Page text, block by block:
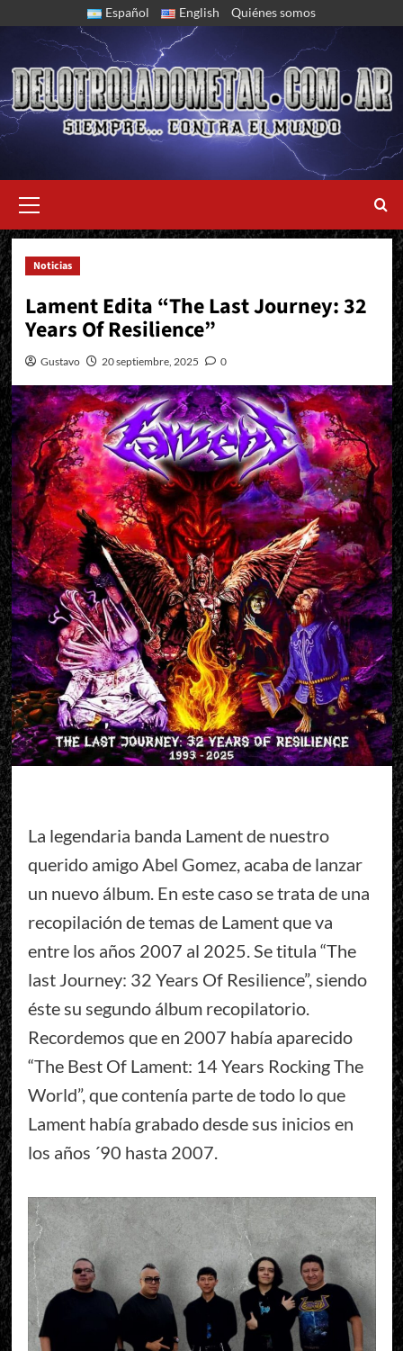
Español English Quiénes somos
Menu
Noticias
Lament Edita “The Last Journey: 32
Years Of Resilience”
Gustavo 20 septiembre, 2025 0
La legendaria banda Lament de nuestro
querido amigo Abel Gomez, acaba de lanzar
un nuevo álbum. En este caso se trata de una
recopilación de temas de Lament que va
entre los años 2007 al 2025. Se titula “The
last Journey: 32 Years Of Resilience”, siendo
éste su segundo álbum recopilatorio.
Recordemos que en 2007 había aparecido
“The Best Of Lament: 14 Years Rocking The
World”, que contenía parte de todo lo que
Lament había grabado desde sus inicios en
los años ´90 hasta 2007.